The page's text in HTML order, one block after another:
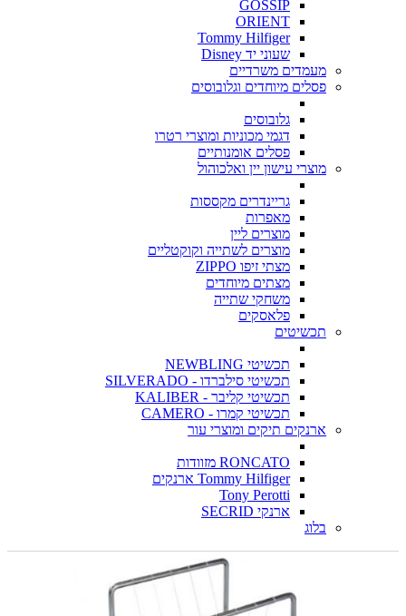
GOSSIP
ORIENT
Tommy Hilfiger
שעוני יד Disney
מעמדים משרדיים
פסלים מיוחדים וגלובוסים
גלובוסים
דגמי מכוניות ומוצרי רטרו
פסלים אומנותיים
מוצרי עישון יין ואלכוהול
גריינדרים מקססות
מאפרות
מוצרים ליין
מוצרים לשתייה וקוקטליים
מצתי זיפו ZIPPO
מצתים מיוחדים
משחקי שתייה
פלאסקים
תכשיטים
תכשיטי NEWBLING
תכשיטי סילברדו - SILVERADO
תכשיטי קליבר - KALIBER
תכשיטי קמרו - CAMERO
ארנקים תיקים ומוצרי עור
RONCATO מזוודות
Tommy Hilfiger ארנקים
Tony Perotti
ארנקי SECRID
בלוג